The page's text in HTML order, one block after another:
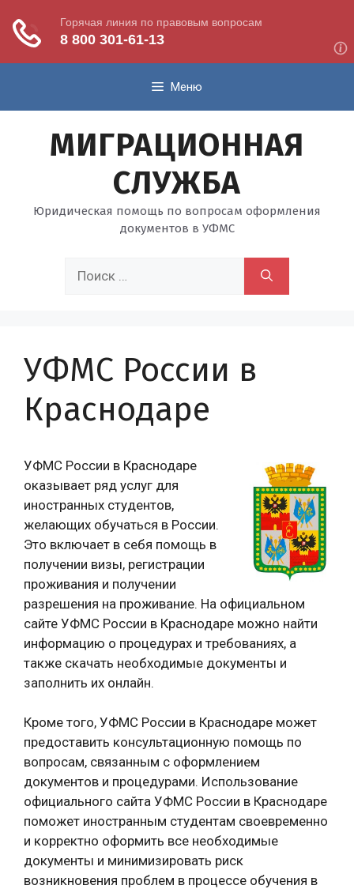
содержимому
Меню
МИГРАЦИОННАЯ
СЛУЖБА
Юридическая помощь по вопросам оформления
документов в УФМС
УФМС России в
Краснодаре
УФМС России в Краснодаре
оказывает ряд услуг для
иностранных студентов,
желающих обучаться в России.
Это включает в себя помощь в
получении визы, регистрации
проживания и получении
разрешения на проживание. На официальном
сайте УФМС России в Краснодаре можно найти
информацию о процедурах и требованиях, а
также скачать необходимые документы и
заполнить их онлайн.
Кроме того, УФМС России в Краснодаре может
предоставить консультационную помощь по
вопросам, связанным с оформлением
документов и процедурами. Использование
официального сайта УФМС России в Краснодаре
поможет иностранным студентам своевременно
и корректно оформить все необходимые
документы и минимизировать риск
возникновения проблем в процессе обучения в